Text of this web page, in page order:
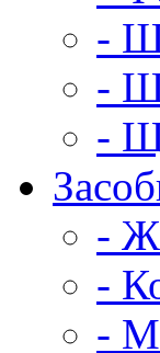
-
-
-
-
-
-